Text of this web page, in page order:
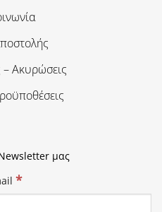
– Ακυρώσεις
μας
*